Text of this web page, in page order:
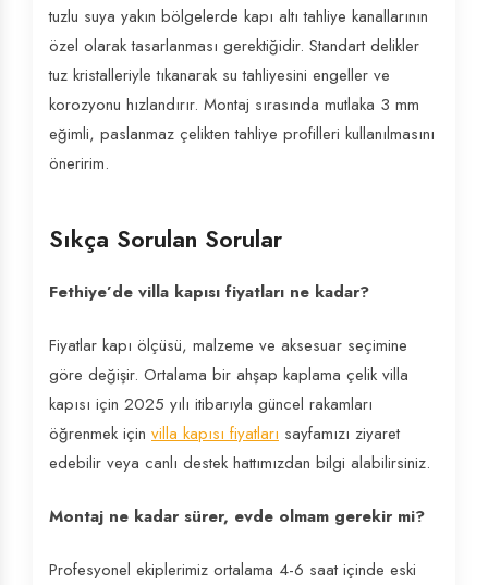
tuzlu suya yakın bölgelerde kapı altı tahliye kanallarının
özel olarak tasarlanması gerektiğidir. Standart delikler
tuz kristalleriyle tıkanarak su tahliyesini engeller ve
korozyonu hızlandırır. Montaj sırasında mutlaka 3 mm
eğimli, paslanmaz çelikten tahliye profilleri kullanılmasını
öneririm.
Sıkça Sorulan Sorular
Fethiye’de villa kapısı fiyatları ne kadar?
Fiyatlar kapı ölçüsü, malzeme ve aksesuar seçimine
göre değişir. Ortalama bir ahşap kaplama çelik villa
kapısı için 2025 yılı itibarıyla güncel rakamları
öğrenmek için villa kapısı fiyatları sayfamızı ziyaret
edebilir veya canlı destek hattımızdan bilgi alabilirsiniz.
Montaj ne kadar sürer, evde olmam gerekir mi?
Profesyonel ekiplerimiz ortalama 4-6 saat içinde eski